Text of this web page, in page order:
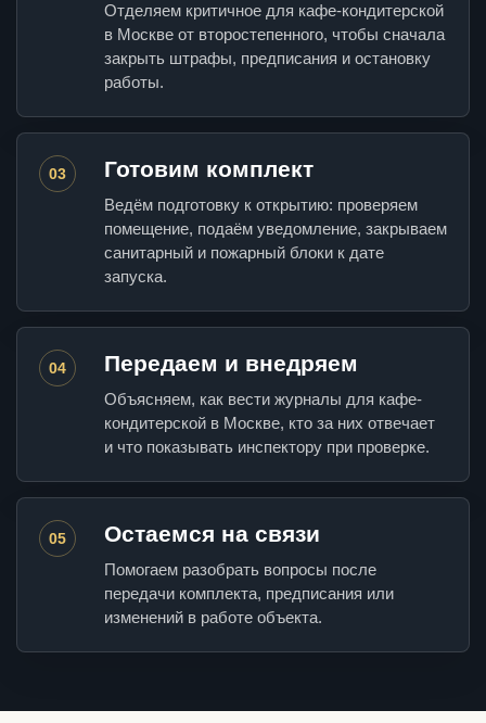
Отделяем критичное для кафе-кондитерской
в Москве от второстепенного, чтобы сначала
закрыть штрафы, предписания и остановку
работы.
03 Готовим комплект
Ведём подготовку к открытию: проверяем
помещение, подаём уведомление, закрываем
санитарный и пожарный блоки к дате
запуска.
04 Передаем и внедряем
Объясняем, как вести журналы для кафе-
кондитерской в Москве, кто за них отвечает
и что показывать инспектору при проверке.
05 Остаемся на связи
Помогаем разобрать вопросы после
передачи комплекта, предписания или
изменений в работе объекта.